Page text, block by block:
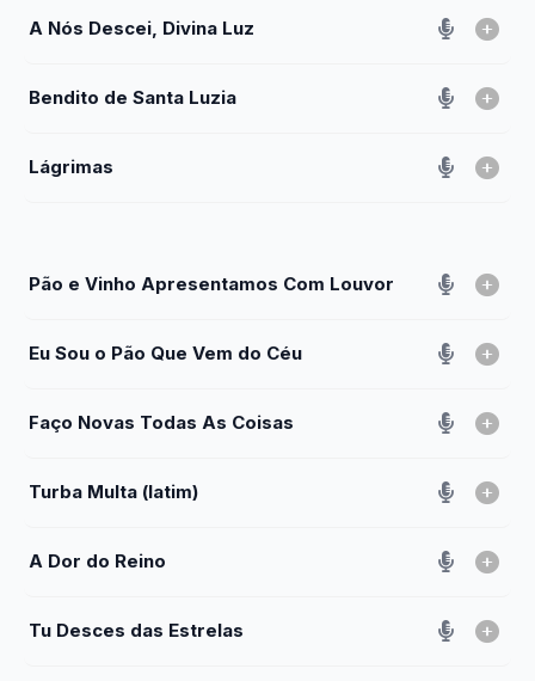
A Nós Descei, Divina Luz
Bendito de Santa Luzia
Lágrimas
Pão e Vinho Apresentamos Com Louvor
Eu Sou o Pão Que Vem do Céu
Faço Novas Todas As Coisas
Turba Multa (latim)
A Dor do Reino
Tu Desces das Estrelas